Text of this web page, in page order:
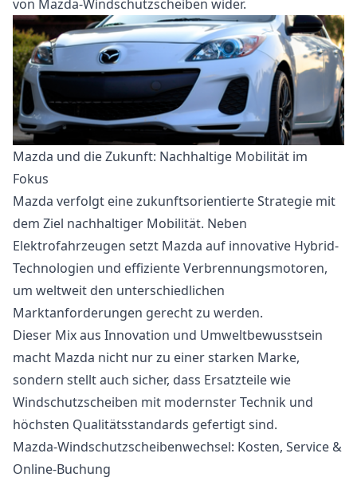
von Mazda-Windschutzscheiben wider.
Mazda und die Zukunft: Nachhaltige Mobilität im
Fokus
Mazda verfolgt eine zukunftsorientierte Strategie mit
dem Ziel nachhaltiger Mobilität. Neben
Elektrofahrzeugen setzt Mazda auf innovative Hybrid-
Technologien und effiziente Verbrennungsmotoren,
um weltweit den unterschiedlichen
Marktanforderungen gerecht zu werden.
Dieser Mix aus Innovation und Umweltbewusstsein
macht Mazda nicht nur zu einer starken Marke,
sondern stellt auch sicher, dass Ersatzteile wie
Windschutzscheiben mit modernster Technik und
höchsten Qualitätsstandards gefertigt sind.
Mazda-Windschutzscheibenwechsel: Kosten, Service &
Online-Buchung